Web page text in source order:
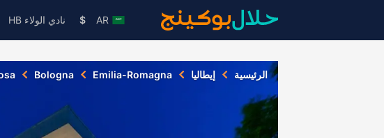
AR
$ نادي الولاء HB
الرئيسية إيطاليا Emilia-Romagna
Bologna